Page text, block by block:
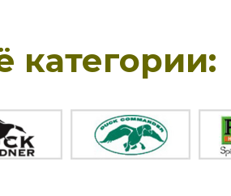
категории: